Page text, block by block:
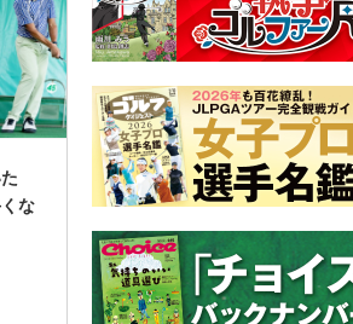
な